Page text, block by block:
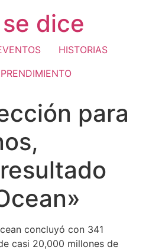
dice
HISTORIAS
para
concluyó con 341
casi 20,000 millones de